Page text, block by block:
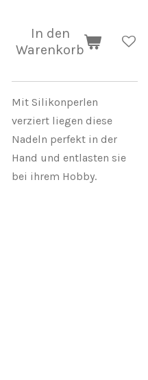
In den
Warenkorb
Mit Silikonperlen
verziert liegen diese
Nadeln perfekt in der
Hand und entlasten sie
bei ihrem Hobby.